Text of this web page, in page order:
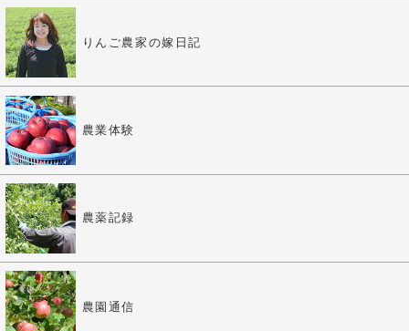
りんご農家の嫁日記
農業体験
農薬記録
農園通信